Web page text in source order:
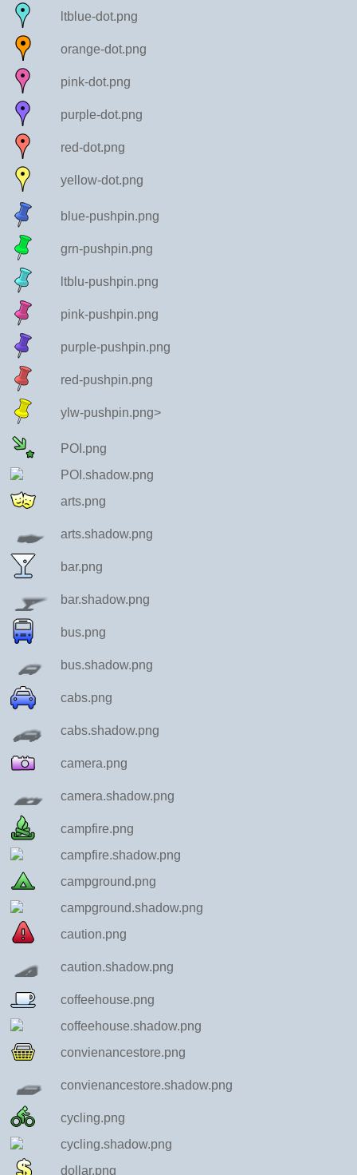
ltblue-dot.png
orange-dot.png
pink-dot.png
purple-dot.png
red-dot.png
yellow-dot.png
blue-pushpin.png
grn-pushpin.png
ltblu-pushpin.png
pink-pushpin.png
purple-pushpin.png
red-pushpin.png
ylw-pushpin.png>
POI.png
POI.shadow.png
arts.png
arts.shadow.png
bar.png
bar.shadow.png
bus.png
bus.shadow.png
cabs.png
cabs.shadow.png
camera.png
camera.shadow.png
campfire.png
campfire.shadow.png
campground.png
campground.shadow.png
caution.png
caution.shadow.png
coffeehouse.png
coffeehouse.shadow.png
convienancestore.png
convienancestore.shadow.png
cycling.png
cycling.shadow.png
dollar.png